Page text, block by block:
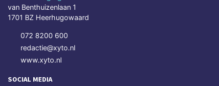
van Benthuizenlaan 1
1701 BZ Heerhugowaard
072 8200 600
redactie@xyto.nl
www.xyto.nl
SOCIAL MEDIA